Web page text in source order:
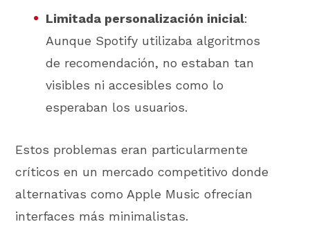
Limitada personalización inicial:
Aunque Spotify utilizaba algoritmos
de recomendación, no estaban tan
visibles ni accesibles como lo
esperaban los usuarios.
Estos problemas eran particularmente
críticos en un mercado competitivo donde
alternativas como Apple Music ofrecían
interfaces más minimalistas.